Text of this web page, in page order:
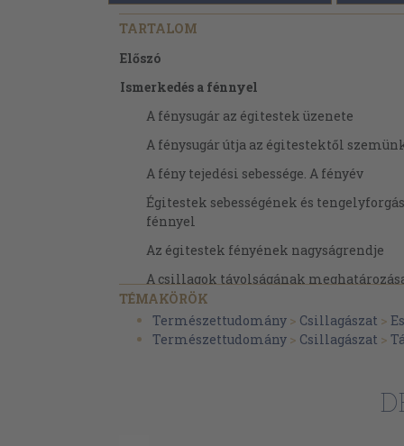
TARTALOM
Előszó
Ismerkedés a fénnyel
A fénysugár az égitestek üzenete
A fénysugár útja az égitestektől
A fény tejedési sebessége. A fényév
Égitestek sebességének és
fénnyel
Az égitestek fényének nagyságrendje
A csillagok távolságának
alapján
A fény szerepe az optikában
TÉMAKÖRÖK
Természettudomány > Csillagászat >
Természettudomány > Csillagászat >